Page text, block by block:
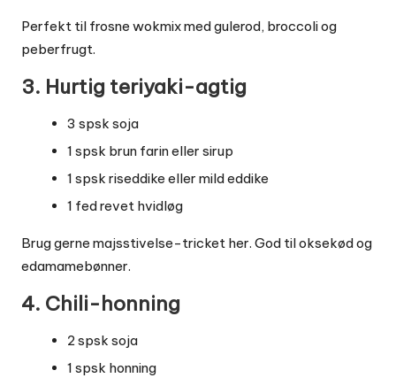
Perfekt til frosne wokmix med gulerod, broccoli og
peberfrugt.
3. Hurtig teriyaki-agtig
3 spsk soja
1 spsk brun farin eller sirup
1 spsk riseddike eller mild eddike
1 fed revet hvidløg
Brug gerne majsstivelse-tricket her. God til oksekød og
edamamebønner.
4. Chili-honning
2 spsk soja
1 spsk honning